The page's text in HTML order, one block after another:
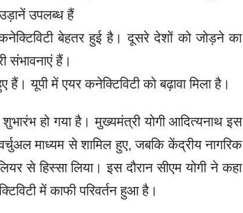
उपलब्ध हैं
बेहतर हुई है। दूसरे देशों को जोड़ने का
संभावनाएं हैं।
यूपी में एयर कनेक्टिविटी को बढ़ावा मिला है।
हो गया है। मुख्यमंत्री योगी आदित्यनाथ इस
माध्यम से शामिल हुए, जबकि केंद्रीय नागरिक
से हिस्सा लिया। इस दौरान सीएम योगी ने कहा
में काफी परिवर्तन हुआ है।